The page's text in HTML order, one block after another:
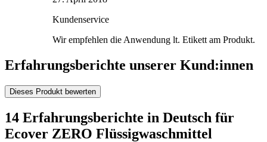
Kundenservice
Wir empfehlen die Anwendung lt. Etikett am Produkt.
Erfahrungsberichte unserer Kund:innen
Dieses Produkt bewerten
14 Erfahrungsberichte in Deutsch für
Ecover ZERO Flüssigwaschmittel